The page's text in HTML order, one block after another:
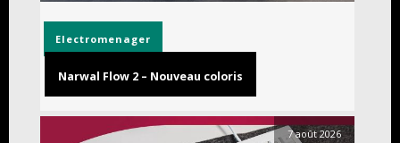
Electromenager
Narwal Flow 2 – Nouveau coloris
7 août 2026